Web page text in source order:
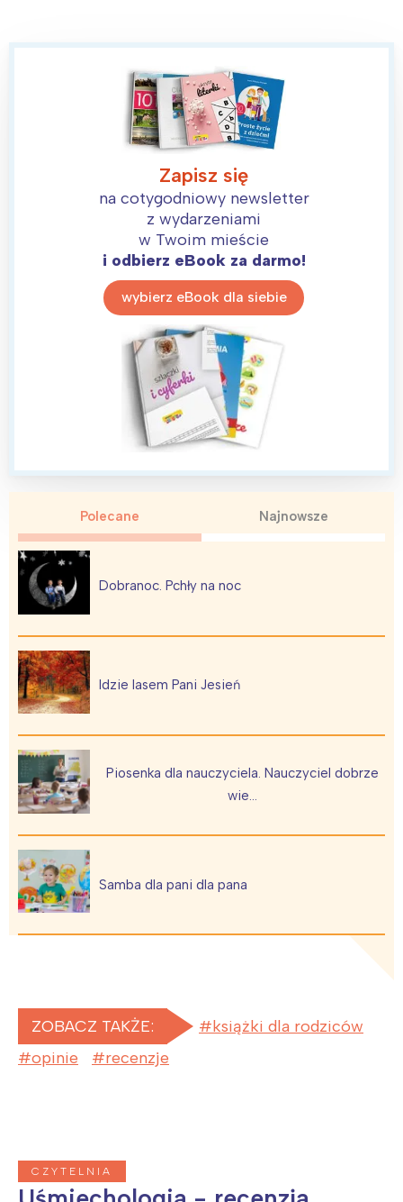
Zapisz się
na cotygodniowy newsletter
z wydarzeniami
w Twoim mieście
i odbierz eBook za darmo!
wybierz eBook dla siebie
Polecane Najnowsze
Dobranoc. Pchły na noc
Idzie lasem Pani Jesień
Piosenka dla nauczyciela. Nauczyciel dobrze
wie…
Samba dla pani dla pana
ZOBACZ TAKŻE:
książki dla rodziców
opinie
recenzje
CZYTELNIA
Interesują mnie wydarzenia z
tego regionu:
Warszawa
Trójmiasto
Śląsk
Kraków
Południe
Północ
Wszystkie